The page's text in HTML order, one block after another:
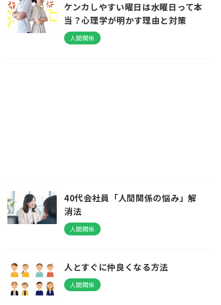
ケンカしやすい曜日は水曜日って本
当？心理学が明かす理由と対策
人間関係
40代会社員「人間関係の悩み」解
消法
人間関係
人とすぐに仲良くなる方法
人間関係